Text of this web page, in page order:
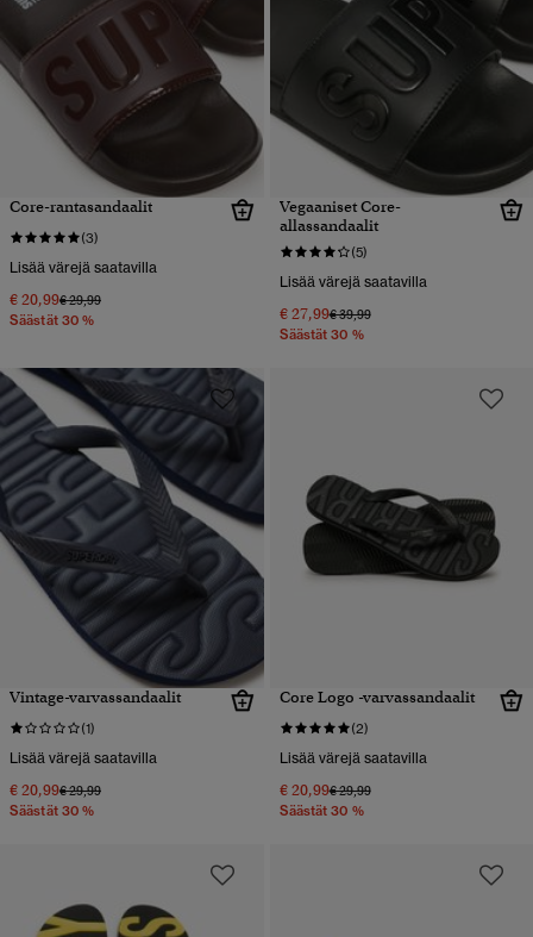
Core-rantasandaalit
(3)
Lisää värejä saatavilla
€ 20,99Hinta alennettu hinnasta
€ 29,99hintaan
Säästät 30 %
Vegaaniset Core-
allassandaalit
(5)
Lisää värejä saatavilla
€ 27,99Hinta alennettu hinnasta
€ 39,99hintaan
Säästät 30 %
Vintage-varvassandaalit
(1)
Lisää värejä saatavilla
€ 20,99Hinta alennettu hinnasta
€ 29,99hintaan
Säästät 30 %
Core Logo -varvassandaalit
(2)
Lisää värejä saatavilla
€ 20,99Hinta alennettu hinnasta
€ 29,99hintaan
Säästät 30 %